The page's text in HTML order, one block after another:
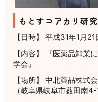
もとすコアカリ研
【日時】 平成31年1月
【内容】 『医薬品卸
学会』
【場所】 中北薬品株式
（岐阜県岐阜市薮田南4-